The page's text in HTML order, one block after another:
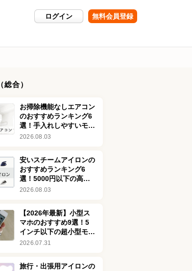
ログイン 無料会員登録
（総合）
お掃除機能なしエアコン
のおすすめランキング6
選！手入れしやすいモデ
ルを紹介
2026.08.03
安いスチームアイロンの
おすすめランキング6
選！5000円以下の高コ
スパ商品を厳選
2026.08.03
【2026年最新】小型ス
マホのおすすめ9選！5
インチ以下の超小型モデ
ルを厳選してご紹介
2026.07.31
旅行・出張用アイロンの